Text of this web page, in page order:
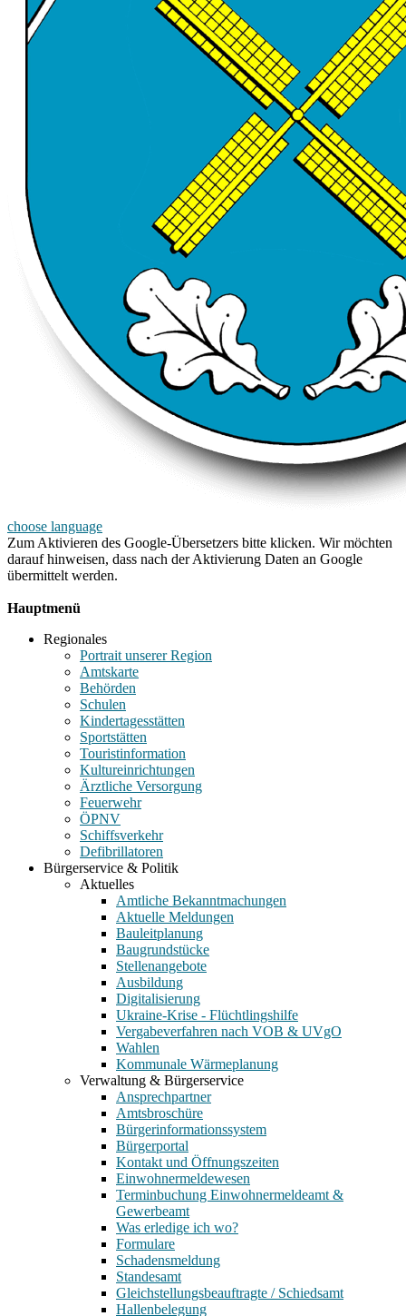
choose language
Zum Aktivieren des Google-Übersetzers bitte klicken. Wir möchten
darauf hinweisen, dass nach der Aktivierung Daten an Google
übermittelt werden.
Hauptmenü
Regionales
Portrait unserer Region
Amtskarte
Behörden
Schulen
Kindertagesstätten
Sportstätten
Touristinformation
Kultureinrichtungen
Ärztliche Versorgung
Feuerwehr
ÖPNV
Schiffsverkehr
Defibrillatoren
Bürgerservice & Politik
Aktuelles
Amtliche Bekanntmachungen
Aktuelle Meldungen
Bauleitplanung
Baugrundstücke
Stellenangebote
Ausbildung
Digitalisierung
Ukraine-Krise - Flüchtlingshilfe
Vergabeverfahren nach VOB & UVgO
Wahlen
Kommunale Wärmeplanung
Verwaltung & Bürgerservice
Ansprechpartner
Amtsbroschüre
Bürgerinformationssystem
Bürgerportal
Kontakt und Öffnungszeiten
Einwohnermeldewesen
Terminbuchung Einwohnermeldeamt &
Gewerbeamt
Was erledige ich wo?
Formulare
Schadensmeldung
Standesamt
Gleichstellungsbeauftragte / Schiedsamt
Hallenbelegung